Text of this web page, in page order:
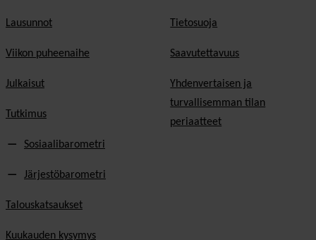
Lausunnot
Viikon puheenaihe
Julkaisut
Tutkimus
Sosiaalibarometri
Järjestöbarometri
Talouskatsaukset
Kuukauden kysymys
Tietosuoja
Saavutettavuus
Yhdenvertaisen ja
turvallisemman tilan
periaatteet